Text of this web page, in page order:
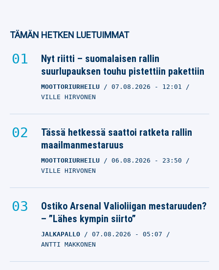
TÄMÄN HETKEN LUETUIMMAT
Nyt riitti – suomalaisen rallin
suurlupauksen touhu pistettiin pakettiin
MOOTTORIURHEILU 07.08.2026 - 12:01
VILLE HIRVONEN
Tässä hetkessä saattoi ratketa rallin
maailmanmestaruus
MOOTTORIURHEILU 06.08.2026 - 23:50
VILLE HIRVONEN
Ostiko Arsenal Valioliigan mestaruuden?
– ”Lähes kympin siirto”
JALKAPALLO 07.08.2026 - 05:07
ANTTI MAKKONEN